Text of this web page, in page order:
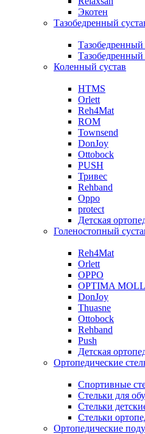
Экотен
Тазобедренный
Тазобедренный
Тазобедренный
Коленный сустав
HTMS
Orlett
Reh4Mat
ROM
Townsend
DonJoy
Ottobock
PUSH
Тривес
Rehband
Oppo
protect
Детская
Голеностопный
Reh4Mat
Orlett
OPPO
OPTIMA
DonJoy
Thuasne
Ottobock
Rehband
Push
Детская
Ортопедические
Спортивные
Стельки для
Стельки
Стельки
Ортопедические